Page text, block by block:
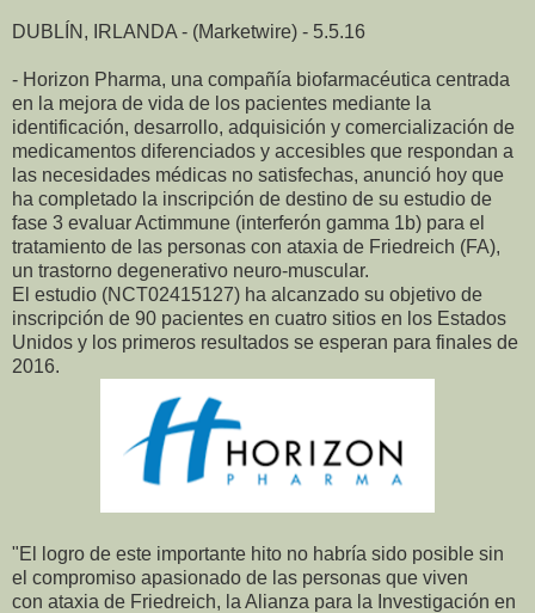
DUBLÍN, IRLANDA - (Marketwire) - 5.5.16
- Horizon Pharma, una compañía biofarmacéutica centrada
en la mejora de vida de los pacientes mediante la
identificación, desarrollo, adquisición y comercialización de
medicamentos diferenciados y accesibles que respondan a
las necesidades médicas no satisfechas, anunció hoy que
ha completado la inscripción de destino de su estudio de
fase 3 evaluar Actimmune (interferón gamma 1b) para el
tratamiento de las personas con ataxia de Friedreich (FA),
un trastorno degenerativo neuro-muscular.
El estudio (NCT02415127) ha alcanzado su objetivo de
inscripción de 90 pacientes en cuatro sitios en los Estados
Unidos y los primeros resultados se esperan para finales de
2016.
"El logro de este importante hito no habría sido posible sin
el compromiso apasionado de las personas que viven
con ataxia de Friedreich, la Alianza para la Investigación en